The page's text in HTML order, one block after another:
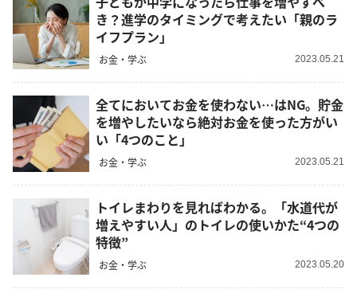
き？進学のタイミングで考えたい「親のラ
イフプラン」
お金・学ぶ 2023.05.21
全てにおいてお金を使わない…はNG。貯金
を増やしたいなら絶対お金を使った方がい
い「4つのこと」
お金・学ぶ 2023.05.21
トイレまわりを見ればわかる。「水道代が
増えやすい人」のトイレの使いかた“4つの
特徴”
お金・学ぶ 2023.05.20